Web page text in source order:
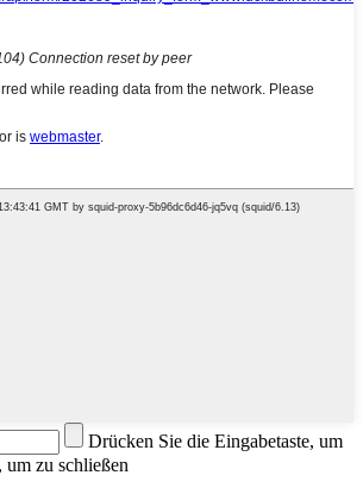
Drücken Sie die Eingabetaste, um
um zu schließen